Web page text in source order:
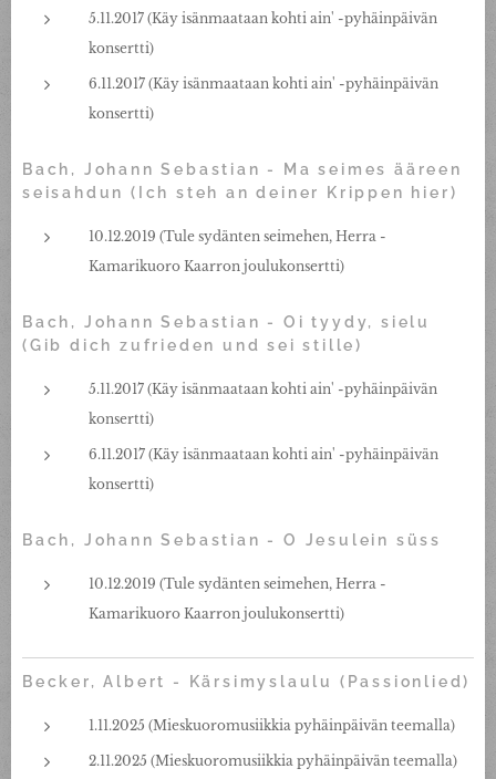
5.11.2017 (Käy isänmaataan kohti ain' -pyhäinpäivän
konsertti)
6.11.2017 (Käy isänmaataan kohti ain' -pyhäinpäivän
konsertti)
Bach, Johann Sebastian - Ma seimes ääreen
seisahdun (Ich steh an deiner Krippen hier)
10.12.2019 (Tule sydänten seimehen, Herra -
Kamarikuoro Kaarron joulukonsertti)
Bach, Johann Sebastian - Oi tyydy, sielu
(Gib dich zufrieden und sei stille)
5.11.2017 (Käy isänmaataan kohti ain' -pyhäinpäivän
konsertti)
6.11.2017 (Käy isänmaataan kohti ain' -pyhäinpäivän
konsertti)
Bach, Johann Sebastian - O Jesulein süss
10.12.2019 (Tule sydänten seimehen, Herra -
Kamarikuoro Kaarron joulukonsertti)
Becker, Albert - Kärsimyslaulu (Passionlied)
1.11.2025 (Mieskuoromusiikkia pyhäinpäivän teemalla)
2.11.2025 (Mieskuoromusiikkia pyhäinpäivän teemalla)